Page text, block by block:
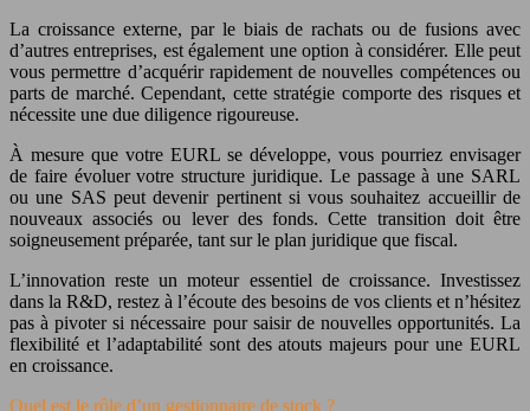
La croissance externe, par le biais de rachats ou de fusions avec
d’autres entreprises, est également une option à considérer. Elle peut
vous permettre d’acquérir rapidement de nouvelles compétences ou
parts de marché. Cependant, cette stratégie comporte des risques et
nécessite une due diligence rigoureuse.
À mesure que votre EURL se développe, vous pourriez envisager
de faire évoluer votre structure juridique. Le passage à une SARL
ou une SAS peut devenir pertinent si vous souhaitez accueillir de
nouveaux associés ou lever des fonds. Cette transition doit être
soigneusement préparée, tant sur le plan juridique que fiscal.
L’innovation reste un moteur essentiel de croissance. Investissez
dans la R&D, restez à l’écoute des besoins de vos clients et n’hésitez
pas à pivoter si nécessaire pour saisir de nouvelles opportunités. La
flexibilité et l’adaptabilité sont des atouts majeurs pour une EURL
en croissance.
Quel est le rôle d’un gestionnaire de stock ?